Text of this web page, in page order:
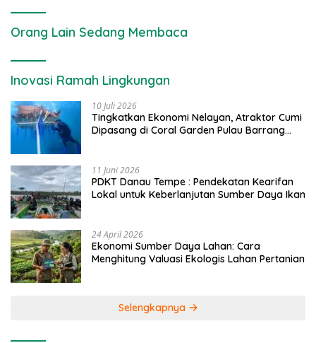
Orang Lain Sedang Membaca
Inovasi Ramah Lingkungan
10 Juli 2026
Tingkatkan Ekonomi Nelayan, Atraktor Cumi
Dipasang di Coral Garden Pulau Barrang
11 Juni 2026
PDKT Danau Tempe : Pendekatan Kearifan
Lokal untuk Keberlanjutan Sumber Daya Ikan
24 April 2026
Ekonomi Sumber Daya Lahan: Cara
Menghitung Valuasi Ekologis Lahan Pertanian
Selengkapnya